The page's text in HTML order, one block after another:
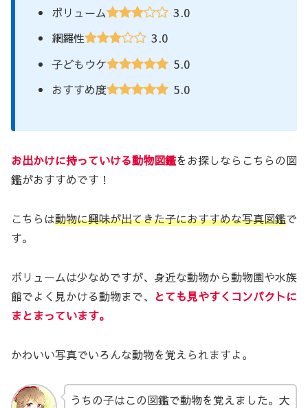
ボリューム 3.0
網羅性 3.0
子どもウケ 5.0
おすすめ度 5.0
お出かけに持っていける動物図鑑をお探しならこちらの図
鑑がおすすめです！
こちらは動物に興味が出てきた子におすすめな写真図鑑で
す。
ボリュームは少なめですが、身近な動物から動物園や水族
館でよく見かける動物まで、 とても見やすくコンパクトに
まとまっています。
かわいい写真でいろんな動物を覚えられますよ。
うちの子はこの図鑑で動物を覚えました。大